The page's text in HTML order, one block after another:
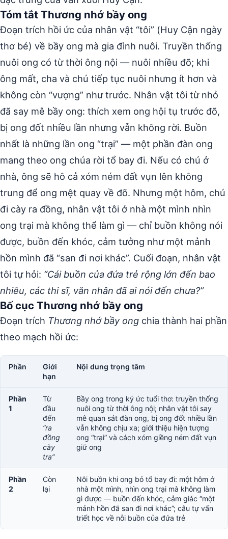
Tóm tắt Thương nhớ bầy ong
Đoạn trích hồi ức của nhân vật “tôi” (Huy Cận ngày
thơ bé) về bầy ong mà gia đình nuôi. Truyền thống
nuôi ong có từ thời ông nội — nuôi nhiều đõ; khi
ông mất, cha và chú tiếp tục nuôi nhưng ít hơn và
không còn “vượng” như trước. Nhân vật tôi từ nhỏ
đã say mê bầy ong: thích xem ong hội tụ trước đõ,
bị ong đốt nhiều lần nhưng vẫn không rời. Buồn
nhất là những lần ong “trại” — một phần đàn ong
mang theo ong chúa rời tổ bay đi. Nếu có chú ở
nhà, ông sẽ hô cả xóm ném đất vụn lên không
trung để ong mệt quay về đõ. Nhưng một hôm, chú
đi cày ra đồng, nhân vật tôi ở nhà một mình nhìn
ong trại mà không thể làm gì — chỉ buồn không nói
được, buồn đến khóc, cảm tưởng như một mảnh
hồn mình đã “san đi nơi khác”. Cuối đoạn, nhân vật
tôi tự hỏi: “Cái buồn của đứa trẻ rộng lớn đến bao
nhiêu, các thi sĩ, văn nhân đã ai nói đến chưa?”
Bố cục Thương nhớ bầy ong
Đoạn trích Thương nhớ bầy ong chia thành hai phần
theo mạch hồi ức:
Phần
Giới
hạn
Nội dung trọng tâm
Phần
1
Từ
đầu
đến
“ra
đồng
cày
tra”
Bầy ong trong ký ức tuổi thơ: truyền thống
nuôi ong từ thời ông nội; nhân vật tôi say
mê quan sát đàn ong, bị ong đốt nhiều lần
vẫn không chịu xa; giới thiệu hiện tượng
ong “trại” và cách xóm giềng ném đất vụn
giữ ong
Phần
2
Còn
lại
Nỗi buồn khi ong bỏ tổ bay đi: một hôm ở
nhà một mình, nhìn ong trại mà không làm
gì được — buồn đến khóc, cảm giác “một
mảnh hồn đã san đi nơi khác”; câu tự vấn
triết học về nỗi buồn của đứa trẻ